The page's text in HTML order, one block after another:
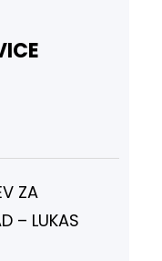
ZA
– LUKAS